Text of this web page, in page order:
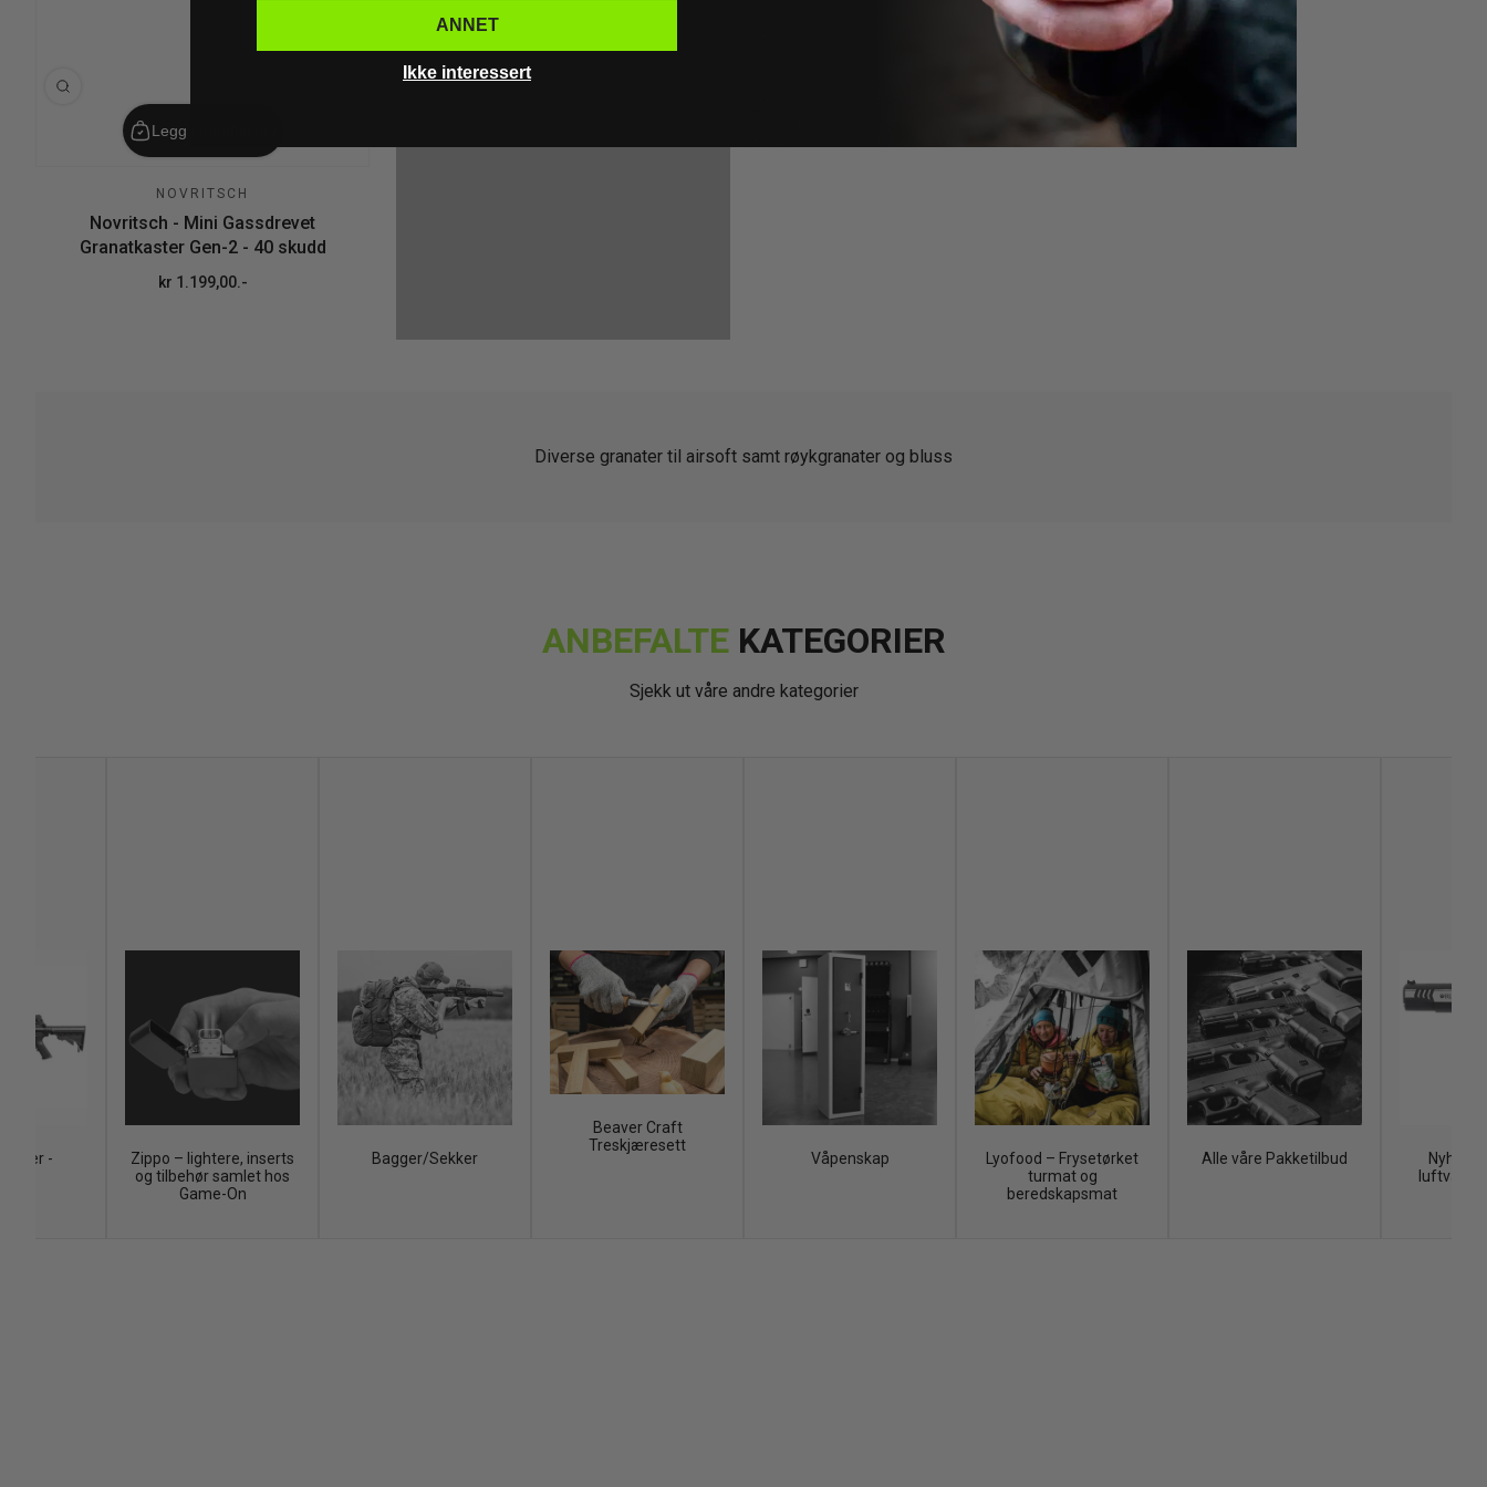
Legg i handlekurv
NOVRITSCH
Novritsch - Mini Gassdrevet
Granatkaster Gen-2 - 40 skudd
Ordinær pris
kr 1.199,00.-
Diverse granater til airsoft samt røykgranater og bluss
ANBEFALTE KATEGORIER
Sjekk ut våre andre kategorier
Rifler -
Zippo – lightere, inserts
og tilbehør samlet hos
Game-On
Bagger/Sekker
Beaver Craft
Treskjæresett
Våpenskap
Lyofood – Frysetørket
turmat og
beredskapsmat
Alle våre Pakketilbud
Nyhet
ANNET
Ikke interessert